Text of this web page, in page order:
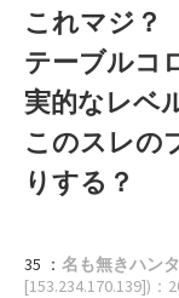
これマジ？
テーブルコ
実的なレベ
このスレの
りする？
35 ： 名も無きハン
[153.234.170.139]) ：